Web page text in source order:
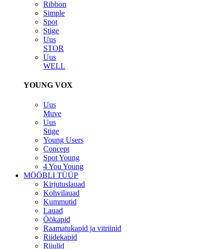
Ribbon
Simple
Spot
Stige
Uus
STOR
Uus
WELL
YOUNG VOX
Uus
Muve
Uus
Stige
Young Users
Concept
Spot Young
4 You Young
MÖÖBLI TÜÜP
Kirjutuslauad
Kohvilauad
Kummutid
Lauad
Öökapid
Raamatukapid ja vitriinid
Riidekapid
Riiulid